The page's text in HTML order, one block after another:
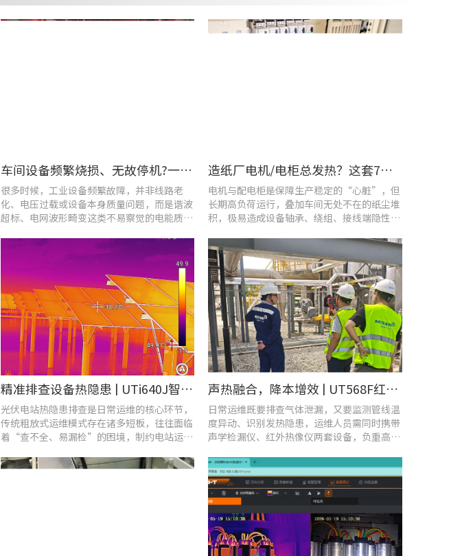
车间设备频繁烧损、无故停机?一台UT285C搞定电能质量隐患
很多时候，工业设备频繁故障，并非线路老
化、电压过载或设备本身质量问题，而是谐波
超标、电网波形畸变这类不易察觉的电能质量
造纸厂电机/电柜总发热？这套7×24h在线监测方案帮你“扼杀”热隐患！
电机与配电柜是保障生产稳定的“心脏”，但
长期高负荷运行，叠加车间无处不在的纸尘堆
积，极易造成设备轴承、绕组、接线端隐性发
​精准排查设备热隐患 | UTi640J智能型红外热成像仪赋能光伏电站高效运维
光伏电站热隐患排查是日常运维的核心环节，
传统粗放式运维模式存在诸多短板，往往面临
着“查不全、易漏检”的困境，制约电站运维
声热融合，降本增效 | UT568F红外声成像仪，以智能巡检筑牢气体厂区安全屏障
日常运维既要排查气体泄漏，又要监测管线温
度异动、识别发热隐患，运维人员需同时携带
声学检漏仪、红外热像仪两套设备，负重高、